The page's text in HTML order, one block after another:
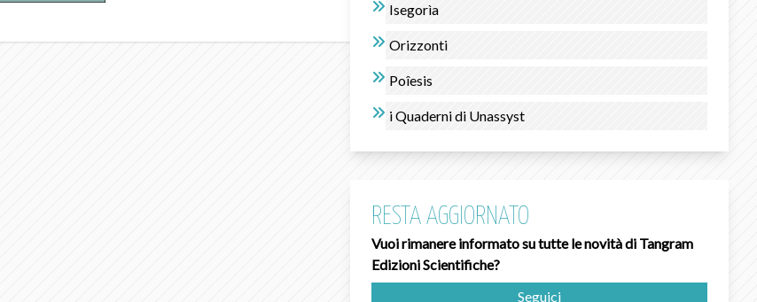
Isegorìa
Orizzonti
Poîesis
i Quaderni di Unassyst
RESTA AGGIORNATO
Vuoi rimanere informato su tutte le novità di Tangram
Edizioni Scientifiche?
Seguici